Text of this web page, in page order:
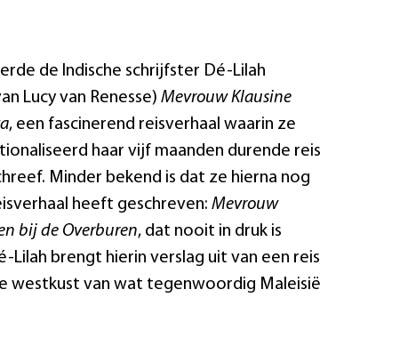
de Indische schrijfster Dé-Lilah
Lucy van Renesse) Mevrouw Klausine
, een fascinerend reisverhaal waarin ze
haar vijf maanden durende reis
Minder bekend is dat ze hierna nog
heeft geschreven: Mevrouw
bij de Overburen, dat nooit in druk is
Lilah brengt hierin verslag uit van een reis
westkust van wat tegenwoordig Maleisië